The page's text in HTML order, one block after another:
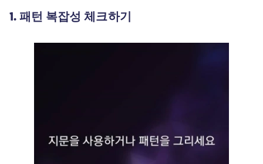
1. 패턴 복잡성 체크하기